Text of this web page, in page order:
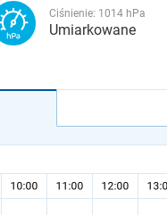
Ciśnienie: 1014 hPa
Umiarkowane